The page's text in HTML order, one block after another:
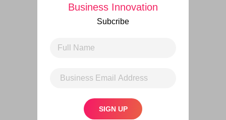
Business Innovation
Subcribe